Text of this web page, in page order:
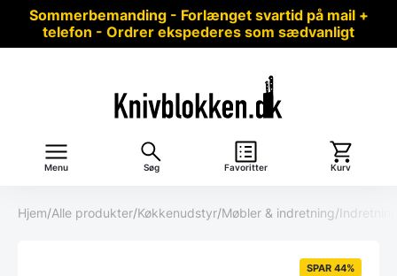
Sommerbemanding - Forlænget svartid på mail +
telefon - Ordrer ekspederes som sædvanligt
Menu Søg Favoritter Kurv
Hjem/Alle produkter/Køkkenudstyr/Møbler & indretning/
SPAR 44%